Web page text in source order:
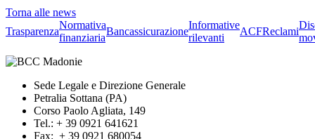
Torna alle news
Trasparenza
Normativa
finanziaria
Bancassicurazione
Informative
rilevanti
ACFReclami
Sede Legale e Direzione Generale
Petralia Sottana (PA)
Corso Paolo Agliata, 149
Tel.: + 39 0921 641621
Fax: + 39 0921 680054